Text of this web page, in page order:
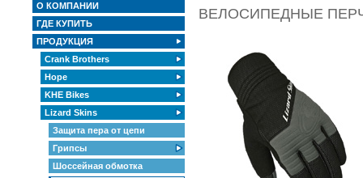
О КОМПАНИИ
ГДЕ КУПИТЬ
ПРОДУКЦИЯ
Crank Brothers
Hope
KHE Bikes
Lizard Skins
Защита пера от цепи
Грипсы
Шоссейная обмотка
ВЕЛОСИПЕДНЫЕ